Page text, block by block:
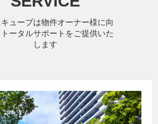
ューブは物件オーナー様に向
ータルサポートをご提供いた
します